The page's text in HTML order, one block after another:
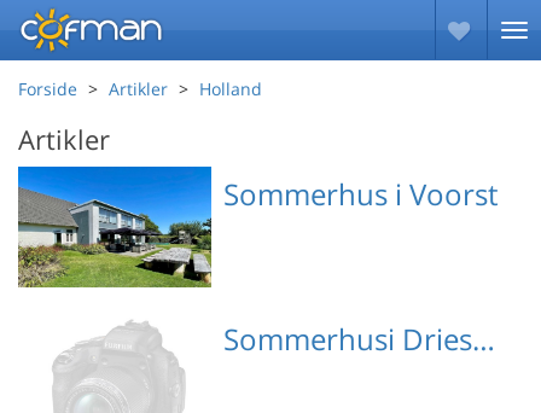
Forside Artikler Holland
Artikler
Sommerhus i Voorst
Emne nr.: 363-NL-7395-
01
Sommerhusi Driesprong